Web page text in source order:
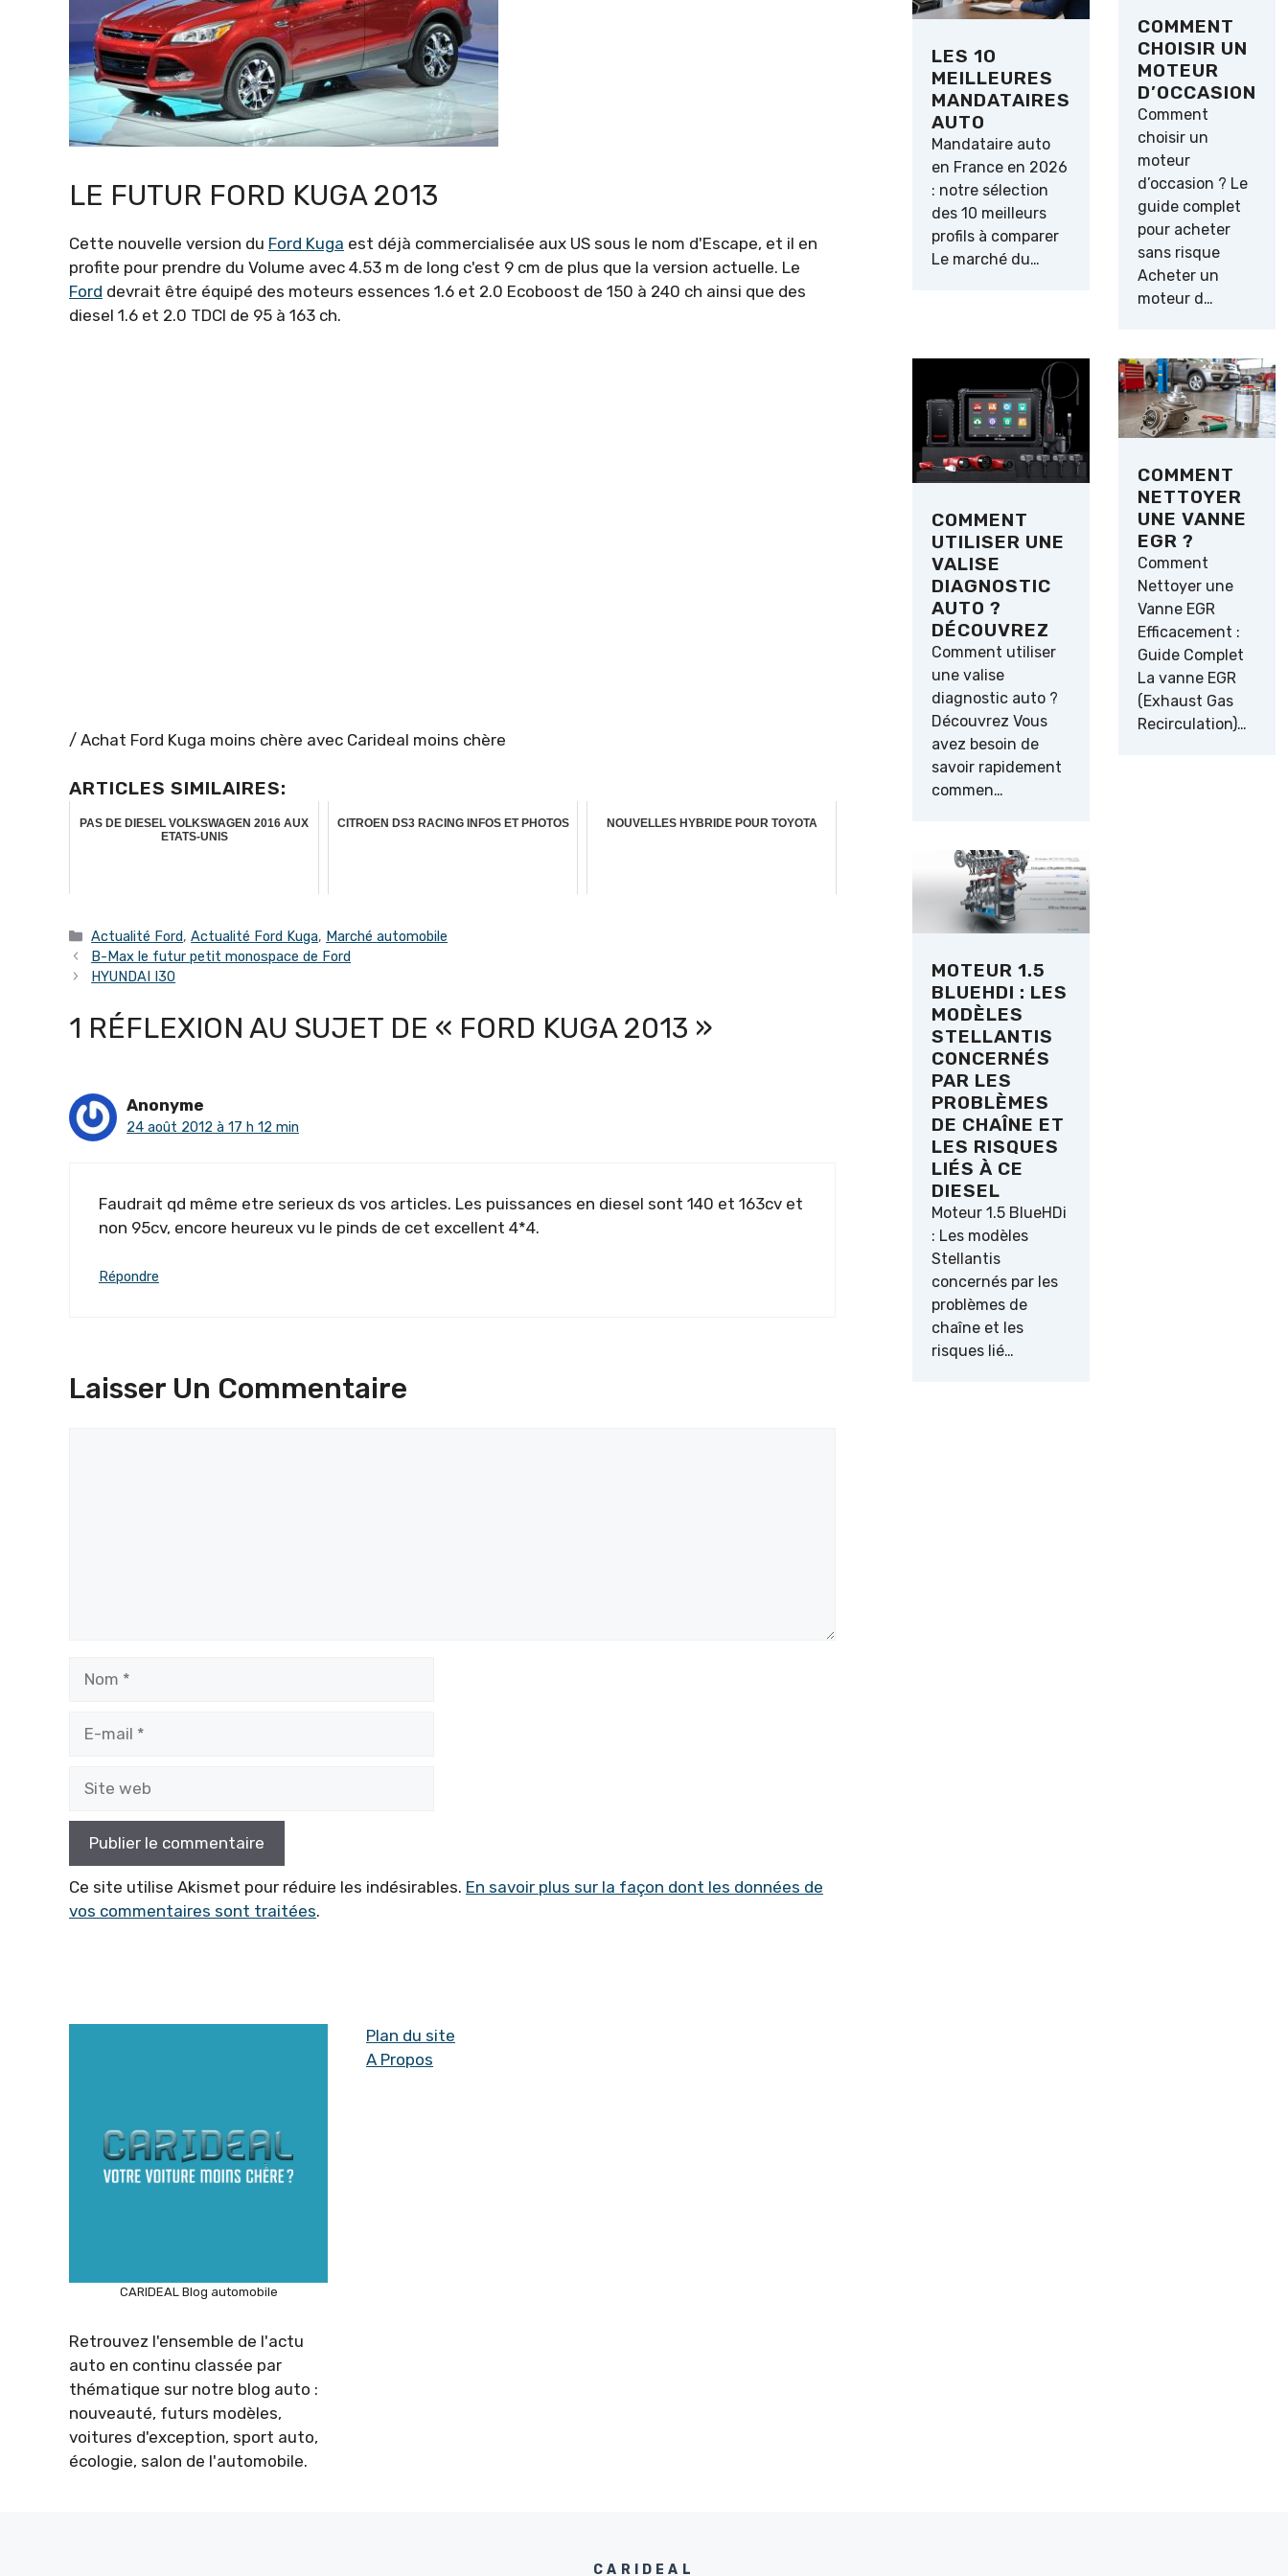
LE FUTUR FORD KUGA 2013
Cette nouvelle version du Ford Kuga est déjà commercialisée aux US sous le nom d'Escape, et il en
profite pour prendre du Volume avec 4.53 m de long c'est 9 cm de plus que la version actuelle. Le
Ford devrait être équipé des moteurs essences 1.6 et 2.0 Ecoboost de 150 à 240 ch ainsi que des
diesel 1.6 et 2.0 TDCI de 95 à 163 ch.
/ Achat Ford Kuga moins chère avec Carideal moins chère
ARTICLES SIMILAIRES:
PAS DE DIESEL VOLKSWAGEN 2016 AUX
ETATS-UNIS
CITROEN DS3 RACING INFOS ET PHOTOS NOUVELLES HYBRIDE POUR TOYOTA
Catégories
Actualité Ford,Actualité Ford Kuga, Marché automobile
B-Max le futur petit monospace de Ford
HYUNDAI I30
1 RÉFLEXION AU SUJET DE « FORD KUGA 2013 »
Anonyme
24 août 2012 à 17 h 12 min
Faudrait qd même etre serieux ds vos articles. Les puissances en diesel sont 140 et 163cv et
non 95cv, encore heureux vu le pinds de cet excellent 4*4.
Répondre
Laisser Un Commentaire
mail
web
Ce site utilise Akismet pour réduire les indésirables. En savoir plus sur la façon dont les données de
vos commentaires sont traitées.
LES 10
MEILLEURES
MANDATAIRES
AUTO
Mandataire auto
en France en 2026
: notre sélection
des 10 meilleurs
profils à comparer
Le marché du…
COMMENT
CHOISIR UN
MOTEUR
D’OCCASION
Comment
choisir un
moteur
d’occasion ? Le
guide complet
pour acheter
sans risque
Acheter un
moteur d…
COMMENT
UTILISER UNE
VALISE
DIAGNOSTIC
AUTO ?
DÉCOUVREZ
Comment utiliser
une valise
diagnostic auto ?
Découvrez Vous
avez besoin de
savoir rapidement
commen…
COMMENT
NETTOYER
UNE VANNE
EGR ?
Comment
Nettoyer une
Vanne EGR
Efficacement :
Guide Complet
La vanne EGR
(Exhaust Gas
Recirculation)…
MOTEUR 1.5
BLUEHDI : LES
MODÈLES
STELLANTIS
CONCERNÉS
PAR LES
PROBLÈMES
DE CHAÎNE ET
LES RISQUES
LIÉS À CE
DIESEL
Moteur 1.5 BlueHDi
: Les modèles
Stellantis
concernés par les
problèmes de
chaîne et les
risques lié…
CARIDEAL Blog automobile
Retrouvez l'ensemble de l'actu
auto en continu classée par
thématique sur notre blog auto :
nouveauté, futurs modèles,
voitures d'exception, sport auto,
écologie, salon de l'automobile.
Plan du site
A Propos
CARIDEAL